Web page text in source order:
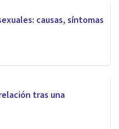
causas, síntomas
tras una
ya no me
desamor